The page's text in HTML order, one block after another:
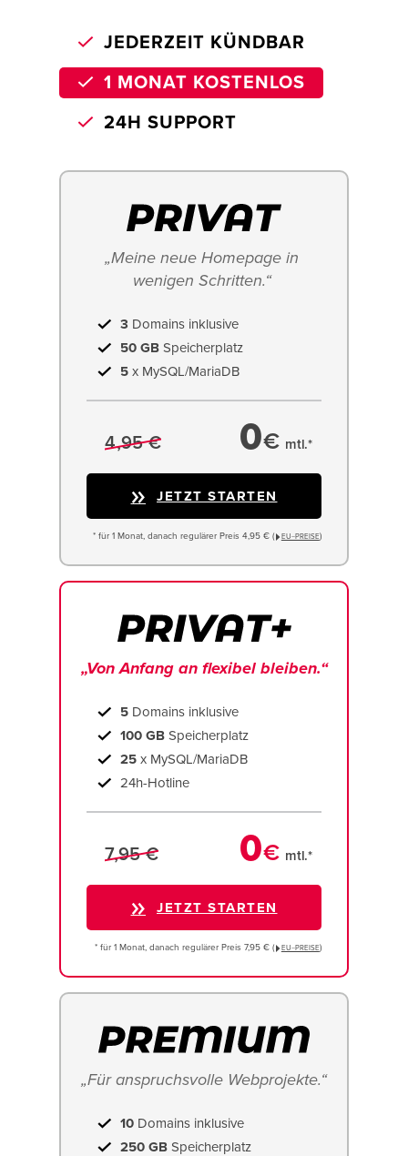
JEDERZEIT KÜNDBAR
1 MONAT KOSTENLOS
24H SUPPORT
„Meine neue Homepage in
wenigen Schritten.“
3 Domains inklusive
50 GB Speicherplatz
5 x MySQL/MariaDB
4,95 € 0€ mtl.*
JETZT STARTEN
* für 1 Monat, danach regulärer Preis 4,95 € ( EU−PREISE)
„Von Anfang an flexibel bleiben.“
5 Domains inklusive
100 GB Speicherplatz
25 x MySQL/MariaDB
24h-Hotline
7,95 € 0€ mtl.*
JETZT STARTEN
* für 1 Monat, danach regulärer Preis 7,95 € ( EU−PREISE)
„Für anspruchsvolle Webprojekte.“
10 Domains inklusive
250 GB Speicherplatz